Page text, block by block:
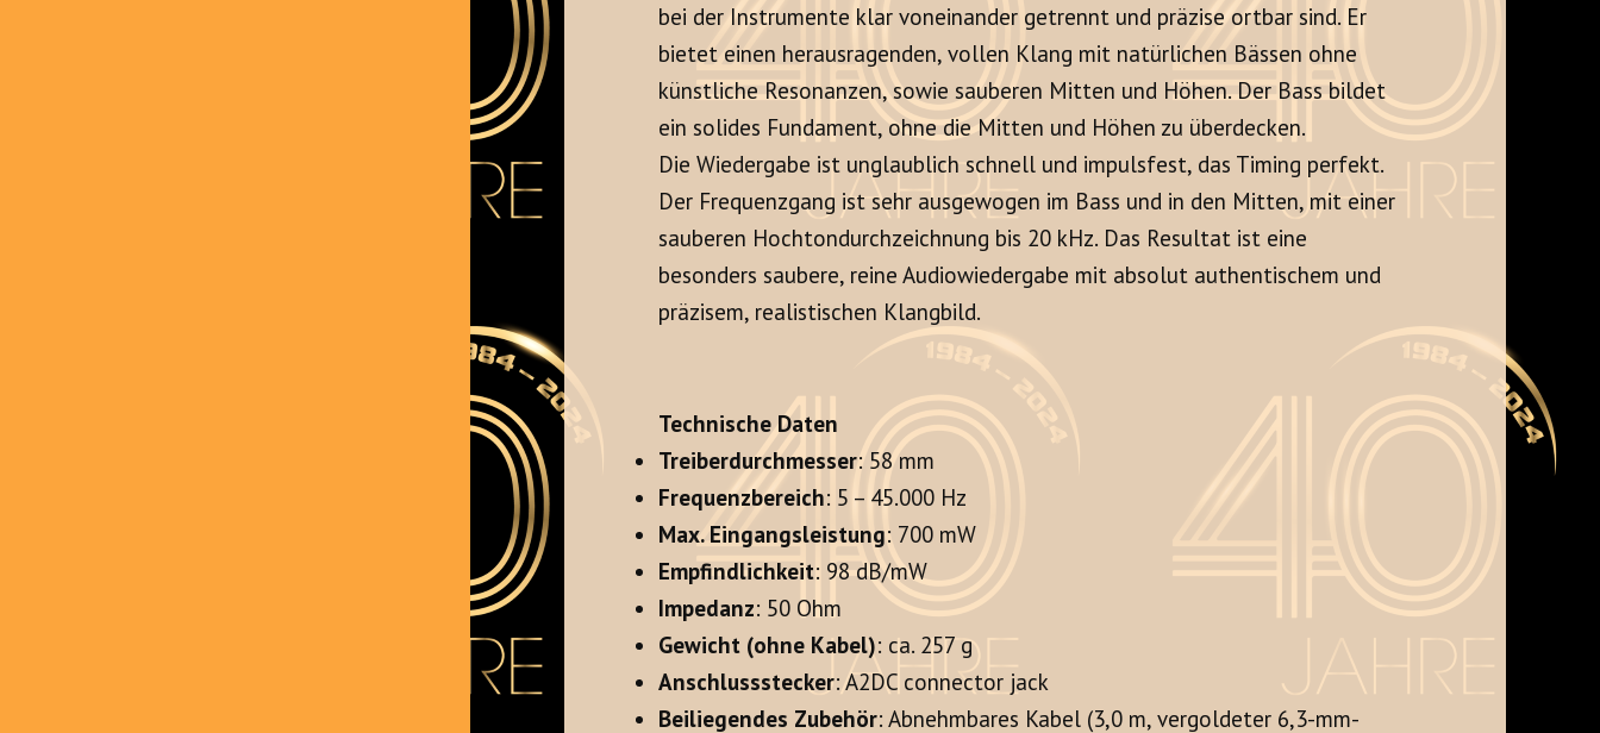
bei der Instrumente klar voneinander getrennt und präzise ortbar sind. Er
bietet einen herausragenden, vollen Klang mit natürlichen Bässen ohne
künstliche Resonanzen, sowie sauberen Mitten und Höhen. Der Bass bildet
ein solides Fundament, ohne die Mitten und Höhen zu überdecken.
Die Wiedergabe ist unglaublich schnell und impulsfest, das Timing perfekt.
Der Frequenzgang ist sehr ausgewogen im Bass und in den Mitten, mit einer
sauberen Hochtondurchzeichnung bis 20 kHz. Das Resultat ist eine
besonders saubere, reine Audiowiedergabe mit absolut authentischem und
präzisem, realistischen Klangbild.
Technische Daten
Treiberdurchmesser: 58 mm
Frequenzbereich: 5 – 45.000 Hz
Max. Eingangsleistung: 700 mW
Empfindlichkeit: 98 dB/mW
Impedanz: 50 Ohm
Gewicht (ohne Kabel): ca. 257 g
Anschlussstecker: A2DC connector jack
Beiliegendes Zubehör: Abnehmbares Kabel (3,0 m, vergoldeter 6,3-mm-